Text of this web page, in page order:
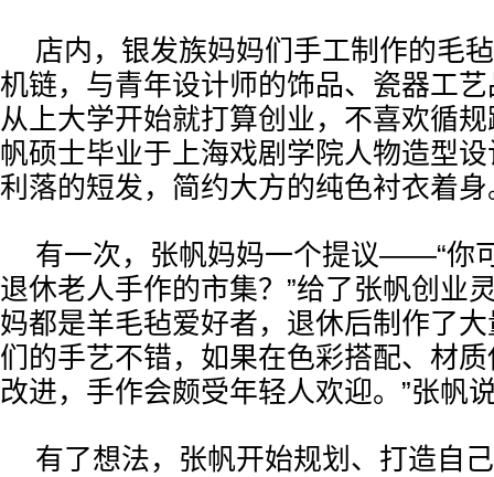
店内，银发族妈妈们手工制作的毛
机链，与青年设计师的饰品、瓷器工艺
从上大学开始就打算创业，不喜欢循
帆硕士毕业于上海戏剧学院人物造型
利落的短发，简约大方的纯色衬衣着身
有一次，张帆妈妈一个提议——“你
退休老人手作的市集？”给了张帆创业
妈都是羊毛毡爱好者，退休后制作了
们的手艺不错，如果在色彩搭配、材
改进，手作会颇受年轻人欢迎。”张帆
有了想法，张帆开始规划、打造自